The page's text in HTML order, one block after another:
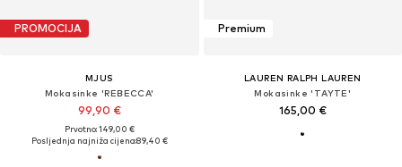
PROMOCIJA
MJUS
Mokasinke 'REBECCA'
99,90 €
Prvotno: 149,00 €
Posljednja najniža cijena:89,40 €
Premium
LAUREN RALPH LAUREN
Mokasinke 'TAYTE'
165,00 €